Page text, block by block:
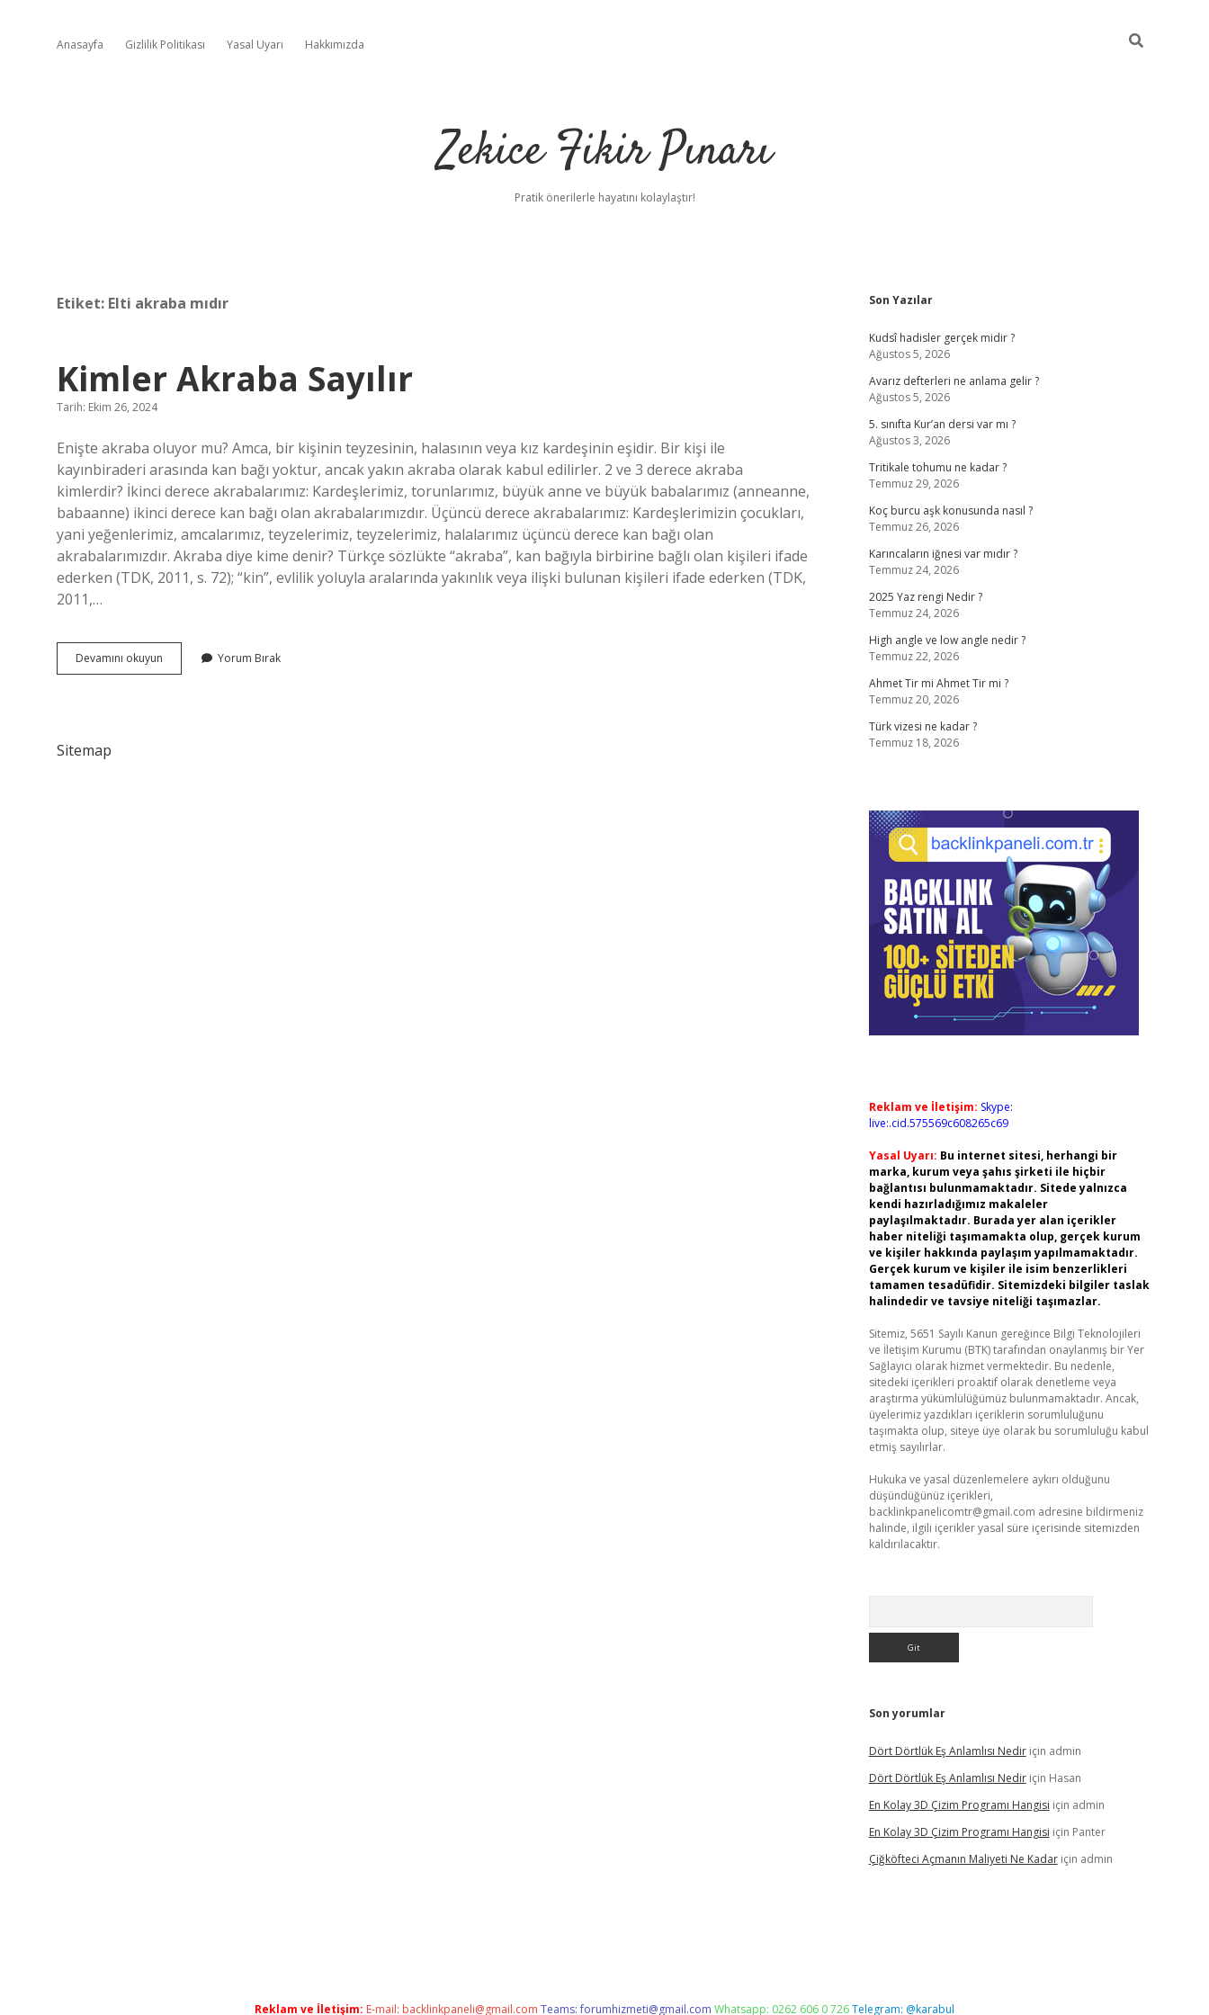
Anasayfa Gizlilik Politikası Yasal Uyarı Hakkımızda
Zekice Fikir Pınarı
Pratik önerilerle hayatını kolaylaştır!
Etiket: Elti akraba mıdır
Kimler Akraba Sayılır
Tarih: Ekim 26, 2024
Enişte akraba oluyor mu? Amca, bir kişinin teyzesinin, halasının veya kız kardeşinin eşidir. Bir kişi ile
kayınbiraderi arasında kan bağı yoktur, ancak yakın akraba olarak kabul edilirler. 2 ve 3 derece akraba
kimlerdir? İkinci derece akrabalarımız: Kardeşlerimiz, torunlarımız, büyük anne ve büyük babalarımız (anneanne,
babaanne) ikinci derece kan bağı olan akrabalarımızdır. Üçüncü derece akrabalarımız: Kardeşlerimizin çocukları,
yani yeğenlerimiz, amcalarımız, teyzelerimiz, teyzelerimiz, halalarımız üçüncü derece kan bağı olan
akrabalarımızdır. Akraba diye kime denir? Türkçe sözlükte “akraba”, kan bağıyla birbirine bağlı olan kişileri ifade
ederken (TDK, 2011, s. 72); “kin”, evlilik yoluyla aralarında yakınlık veya ilişki bulunan kişileri ifade ederken (TDK,
2011,…
Devamını okuyun
Akraba
Yorum Bırak
Sitemap
Sidebar
Son Yazılar
Kudsî hadisler gerçek midir ?
Ağustos 5, 2026
Avarız defterleri ne anlama gelir ?
Ağustos 5, 2026
5. sınıfta Kur’an dersi var mı ?
Ağustos 3, 2026
Tritikale tohumu ne kadar ?
Temmuz 29, 2026
Koç burcu aşk konusunda nasıl ?
Temmuz 26, 2026
Karıncaların iğnesi var mıdır ?
Temmuz 24, 2026
2025 Yaz rengi Nedir ?
Temmuz 24, 2026
High angle ve low angle nedir ?
Temmuz 22, 2026
Ahmet Tir mi Ahmet Tir mi ?
Temmuz 20, 2026
Türk vizesi ne kadar ?
Temmuz 18, 2026
Reklam ve İletişim: Skype:
live:.cid.575569c608265c69
Yasal Uyarı: Bu internet sitesi, herhangi bir
marka, kurum veya şahıs şirketi ile hiçbir
bağlantısı bulunmamaktadır. Sitede yalnızca
kendi hazırladığımız makaleler
paylaşılmaktadır. Burada yer alan içerikler
haber niteliği taşımamakta olup, gerçek kurum
ve kişiler hakkında paylaşım yapılmamaktadır.
Gerçek kurum ve kişiler ile isim benzerlikleri
tamamen tesadüfidir. Sitemizdeki bilgiler taslak
halindedir ve tavsiye niteliği taşımazlar.
Sitemiz, 5651 Sayılı Kanun gereğince Bilgi Teknolojileri
ve İletişim Kurumu (BTK) tarafından onaylanmış bir Yer
Sağlayıcı olarak hizmet vermektedir. Bu nedenle,
sitedeki içerikleri proaktif olarak denetleme veya
araştırma yükümlülüğümüz bulunmamaktadır. Ancak,
üyelerimiz yazdıkları içeriklerin sorumluluğunu
taşımakta olup, siteye üye olarak bu sorumluluğu kabul
etmiş sayılırlar.
Hukuka ve yasal düzenlemelere aykırı olduğunu
düşündüğünüz içerikleri,
backlinkpanelicomtr@gmail.com adresine bildirmeniz
halinde, ilgili içerikler yasal süre içerisinde sitemizden
kaldırılacaktır.
Son yorumlar
Dört Dörtlük Eş Anlamlısı Nediriçin admin
Dört Dörtlük Eş Anlamlısı Nediriçin Hasan
En Kolay 3D Çizim Programı Hangisi için admin
En Kolay 3D Çizim Programı Hangisi için Panter
Çiğköfteci Açmanın Maliyeti Ne Kadariçin admin
Reklam ve İletişim: E-mail: backlinkpaneli@gmail.com Teams:forumhizmeti@gmail.com Whatsapp: 0262 606 0 726Telegram: @karabul